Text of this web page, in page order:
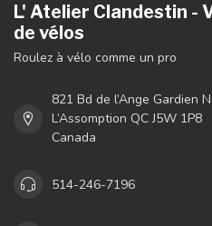
L' Atelier Clandestin -
de vélos
Roulez à vélo comme un pro
821 Bd de l’Ange Gardien
L’Assomption QC J5W 1P8
Canada
514-246-7196